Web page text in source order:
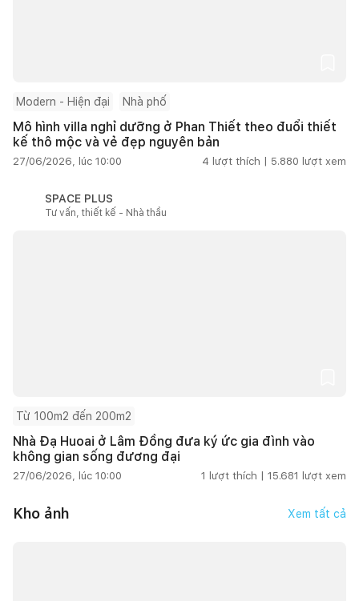
Modern - Hiện đại Nhà phố
Mô hình villa nghỉ dưỡng ở Phan Thiết theo đuổi thiết
kế thô mộc và vẻ đẹp nguyên bản
27/06/2026, lúc 10:00 4 lượt thích | 5.880 lượt xem
SPACE PLUS
Tư vấn, thiết kế - Nhà thầu
Từ 100m2 đến 200m2
Nhà Đạ Huoai ở Lâm Đồng đưa ký ức gia đình vào
không gian sống đương đại
27/06/2026, lúc 10:00 1 lượt thích | 15.681 lượt xem
Kho ảnh Xem tất cả